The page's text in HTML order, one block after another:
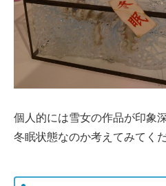
個人的には雪女の作品が印象
冬眠状態なのか考えてみてくだ